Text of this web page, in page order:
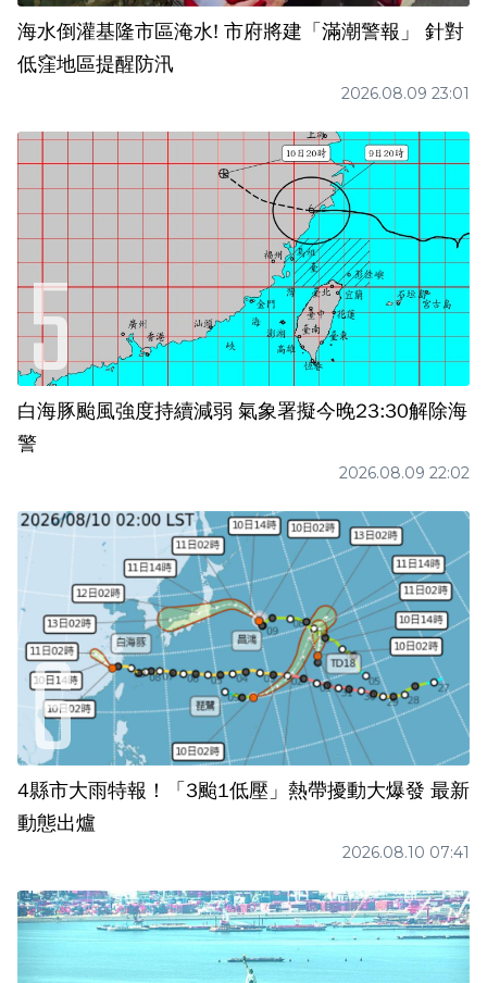
海水倒灌基隆市區淹水! 市府將建「滿潮警報」 針對
低窪地區提醒防汛
2026.08.09 23:01
白海豚颱風強度持續減弱 氣象署擬今晚23:30解除海
警
2026.08.09 22:02
4縣市大雨特報！「3颱1低壓」熱帶擾動大爆發 最新
動態出爐
2026.08.10 07:41